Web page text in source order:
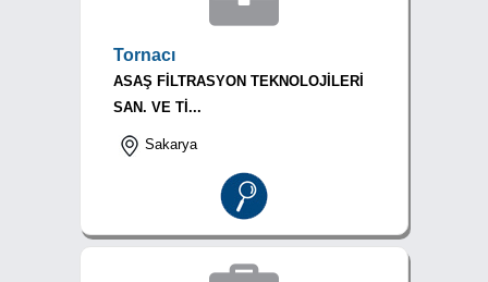
Tornacı
ASAŞ FİLTRASYON TEKNOLOJİLERİ
SAN. VE Tİ...
Sakarya